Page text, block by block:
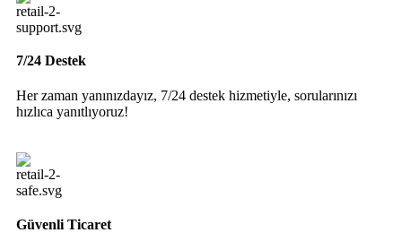
7/24 Destek
Her zaman yanınızdayız, 7/24 destek hizmetiyle, sorularınızı
hızlıca yanıtlıyoruz!
Güvenli Ticaret